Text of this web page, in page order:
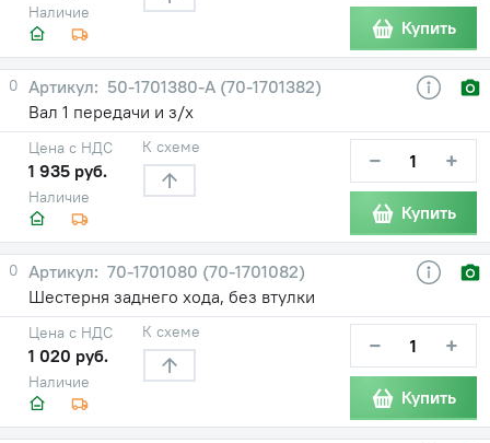
Наличие
Купить
0
50-1701380-А (70-1701382)
Вал 1 передачи и з/х
Наличие
Цена с НДС
1 935 руб.
К схеме − +
Купить
0
70-1701080 (70-1701082)
Шестерня заднего хода, без втулки
Наличие
Цена с НДС
1 020 руб.
К схеме − +
Купить